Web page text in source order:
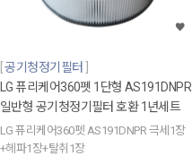
공기청정기필터
LG 퓨리케어360펫 1단형 AS191DNPR
일반형 공기청정기필터 호환 1년세트
LG 퓨리케어360펫 AS191DNPR 극세1장
+헤파1장+탈취1장